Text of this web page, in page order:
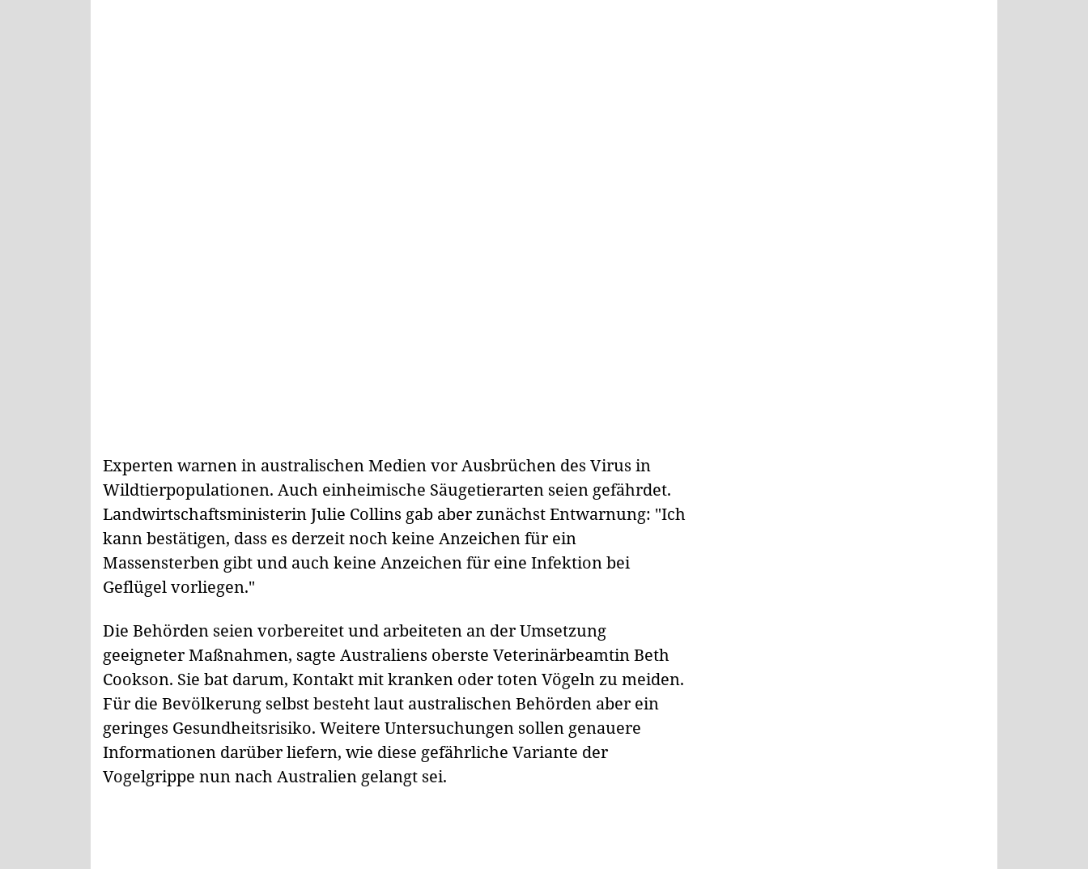
Experten warnen in australischen Medien vor Ausbrüchen des Virus in
Wildtierpopulationen. Auch einheimische Säugetierarten seien gefährdet.
Landwirtschaftsministerin Julie Collins gab aber zunächst Entwarnung: "Ich
kann bestätigen, dass es derzeit noch keine Anzeichen für ein
Massensterben gibt und auch keine Anzeichen für eine Infektion bei
Geflügel vorliegen."
Die Behörden seien vorbereitet und arbeiteten an der Umsetzung
geeigneter Maßnahmen, sagte Australiens oberste Veterinärbeamtin Beth
Cookson. Sie bat darum, Kontakt mit kranken oder toten Vögeln zu meiden.
Für die Bevölkerung selbst besteht laut australischen Behörden aber ein
geringes Gesundheitsrisiko. Weitere Untersuchungen sollen genauere
Informationen darüber liefern, wie diese gefährliche Variante der
Vogelgrippe nun nach Australien gelangt sei.